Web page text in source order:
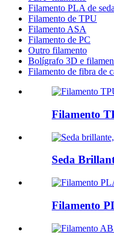
Filamento PLA de seda
Filamento de TPU
Filamento ASA
Filamento de PC
Outro filamento
Bolígrafo 3D e
Filamento de fibra de
Filamento
Seda
Filamento